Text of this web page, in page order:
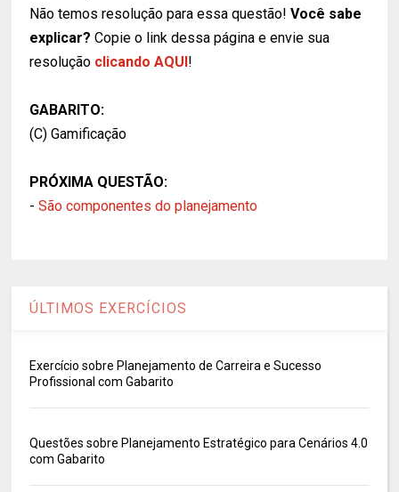
Não temos resolução para essa questão!Você sabe
explicar? Copie o link dessa página e envie sua
resolução clicando AQUI!
GABARITO:
(C) Gamificação
PRÓXIMA QUESTÃO:
-São componentes do planejamento
ÚLTIMOS EXERCÍCIOS
Exercício sobre Planejamento de Carreira e Sucesso
Profissional com Gabarito
Questões sobre Planejamento Estratégico para Cenários 4.0
com Gabarito